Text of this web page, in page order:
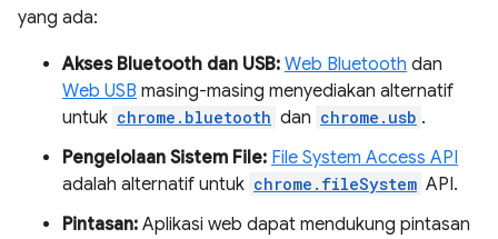
yang ada:
Akses Bluetooth dan USB: Web Bluetooth dan
Web USB masing-masing menyediakan alternatif
untuk chrome.bluetooth dan chrome.usb .
Pengelolaan Sistem File: File System Access API
adalah alternatif untuk chrome.fileSystem API.
Pintasan: Aplikasi web dapat mendukung pintasan